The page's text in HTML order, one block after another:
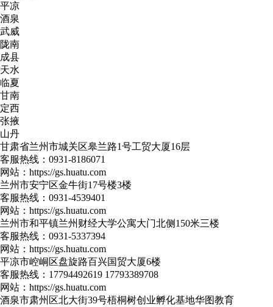
平凉
酒泉
武威
陇南
成县
天水
临夏
甘南
定西
张掖
山丹
甘肃省兰州市城关区皋兰路1号工贸大厦16层
客服热线： 0931-8186071
网站： https://gs.huatu.com
兰州市安宁区金牛街17号楼3楼
客服热线： 0931-4539401
网站： https://gs.huatu.com
兰州市和平镇兰州财经大学公寓大门北侧150米三楼
客服热线： 0931-5337394
网站： https://gs.huatu.com
平凉市崆峒区盘旋路百兴国贸大厦6楼
客服热线： 17794492619 17793389708
网站： https://gs.huatu.com
酒泉市肃州区北大街39号梧桐树创业孵化基地华图教育